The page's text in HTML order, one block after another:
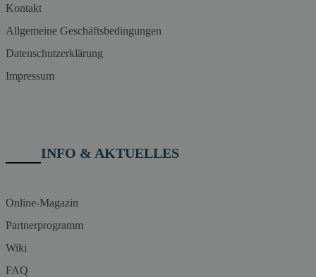
Kontakt
Allgemeine Geschäftsbedingungen
Datenschutzerklärung
Impressum
INFO & AKTUELLES
Online-Magazin
Partnerprogramm
Wiki
FAQ